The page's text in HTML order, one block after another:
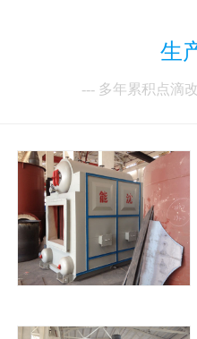
生
--- 多年累积点滴